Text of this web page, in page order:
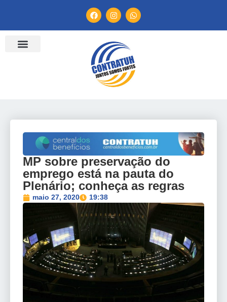
MP sobre preservação do
emprego está na pauta do
Plenário; conheça as regras
maio 27, 2020 19:38